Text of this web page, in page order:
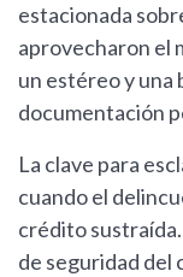
estacionada
aprovecharon el
un estéreo y
documentación
La clave para
cuando el
crédito
de seguridad del